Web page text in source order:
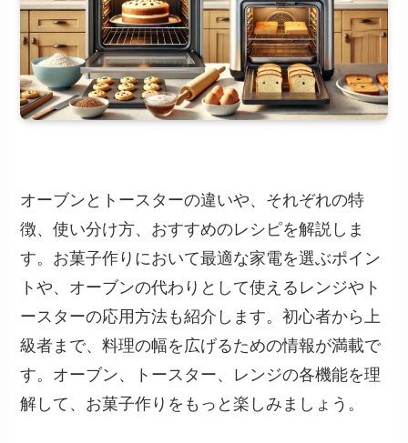
オーブンとトースターの違いや、それぞれの特
徴、使い分け方、おすすめのレシピを解説しま
す。お菓子作りにおいて最適な家電を選ぶポイン
トや、オーブンの代わりとして使えるレンジやト
ースターの応用方法も紹介します。初心者から上
級者まで、料理の幅を広げるための情報が満載で
す。オーブン、トースター、レンジの各機能を理
解して、お菓子作りをもっと楽しみましょう。